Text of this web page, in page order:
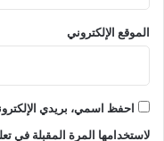
الموقع الإلكتروني
احفظ اسمي، بريدي
لاستخدامها المرة المقبلة في